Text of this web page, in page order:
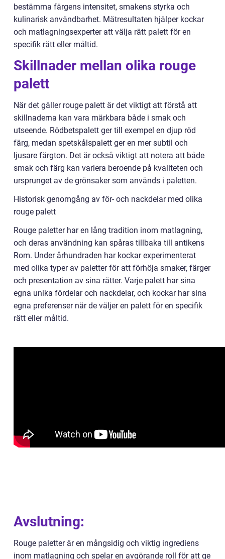
bestämma färgens intensitet, smakens styrka och
kulinarisk användbarhet. Mätresultaten hjälper kockar
och matlagningsexperter att välja rätt palett för en
specifik rätt eller måltid.
Skillnader mellan olika rouge
palett
När det gäller rouge palett är det viktigt att förstå att
skillnaderna kan vara märkbara både i smak och
utseende. Rödbetspalett ger till exempel en djup röd
färg, medan spetskålspalett ger en mer subtil och
ljusare färgton. Det är också viktigt att notera att både
smak och färg kan variera beroende på kvaliteten och
ursprunget av de grönsaker som används i paletten.
Historisk genomgång av för- och nackdelar med olika
rouge palett
Rouge paletter har en lång tradition inom matlagning,
och deras användning kan spåras tillbaka till antikens
Rom. Under århundraden har kockar experimenterat
med olika typer av paletter för att förhöja smaker, färger
och presentation av sina rätter. Varje palett har sina
egna unika fördelar och nackdelar, och kockar har sina
egna preferenser när de väljer en palett för en specifik
rätt eller måltid.
Avslutning:
Rouge paletter är en mångsidig och viktig ingrediens
inom matlagning och spelar en avgörande roll för att ge